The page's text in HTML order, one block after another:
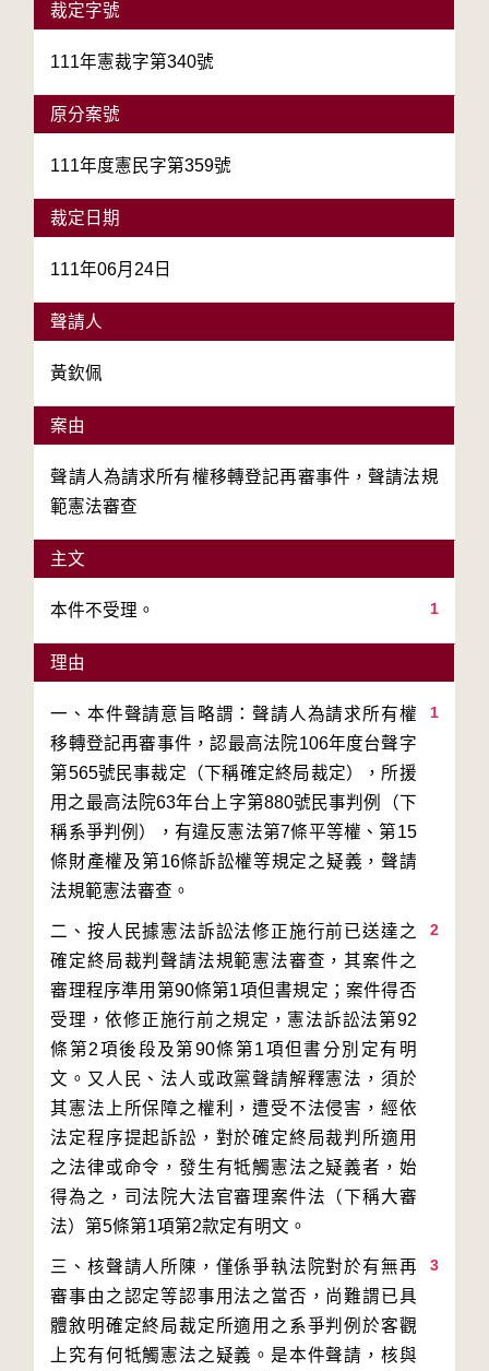
裁定字號
111年憲裁字第340號
原分案號
111年度憲民字第359號
裁定日期
111年06月24日
聲請人
黃欽佩
案由
聲請人為請求所有權移轉登記再審事件，聲請法規
範憲法審查
主文
1
理由
1
一、本件聲請意旨略謂：聲請人為請求所有權
移轉登記再審事件，認最高法院106年度台聲字
第565號民事裁定（下稱確定終局裁定），所援
用之最高法院63年台上字第880號民事判例（下
稱系爭判例），有違反憲法第7條平等權、第15
條財產權及第16條訴訟權等規定之疑義，聲請
2
二、按人民據憲法訴訟法修正施行前已送達之
確定終局裁判聲請法規範憲法審查，其案件之
審理程序準用第90條第1項但書規定；案件得否
受理，依修正施行前之規定，憲法訴訟法第92
條第2項後段及第90條第1項但書分別定有明
文。又人民、法人或政黨聲請解釋憲法，須於
其憲法上所保障之權利，遭受不法侵害，經依
法定程序提起訴訟，對於確定終局裁判所適用
之法律或命令，發生有牴觸憲法之疑義者，始
得為之，司法院大法官審理案件法（下稱大審
3
三、核聲請人所陳，僅係爭執法院對於有無再
審事由之認定等認事用法之當否，尚難謂已具
體敘明確定終局裁定所適用之系爭判例於客觀
上究有何牴觸憲法之疑義。是本件聲請，核與